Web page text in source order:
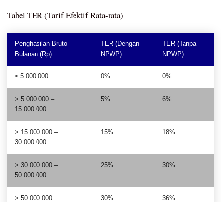
Tabel TER (Tarif Efektif Rata-rata)
Penghasilan Bruto
Bulanan (Rp)
TER (Dengan
NPWP)
TER (Tanpa
NPWP)
≤ 5.000.000 0% 0%
> 5.000.000 –
15.000.000
5% 6%
> 15.000.000 –
30.000.000
15% 18%
> 30.000.000 –
50.000.000
25% 30%
> 50.000.000 30% 36%